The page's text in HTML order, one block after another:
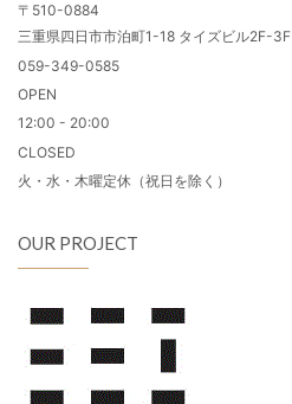
〒510-0884
三重県四日市市泊町1-18 タイズビル2F-3F
059-349-0585
OPEN
12:00 - 20:00
CLOSED
火・水・木曜定休（祝日を除く）
OUR PROJECT